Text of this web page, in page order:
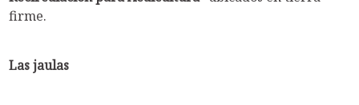
firme.
Las jaulas